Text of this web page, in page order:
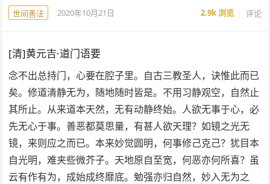
世间善法 2020年10月21日 2.9k浏览 评论
[清]黄元吉·道门语要
念不出总持门，心要在腔子里。自古三教圣人，诀惟此而已
矣。修道清静无为，随地随时皆是。不用习静观空，自然止
其所止。从来道本天然，无有动静终始。人欲无事于心，必
先无心于事。善恶都莫思量，有甚人欲天理？如镜之光无
镜，来则应之而已。本来妙觉圆明，何事修己克己？犹目本
自光明，难夹些微芥子。天地原自至宽，何恶亦何所喜？虽
云有作有为，成始成终靡底。勉强亦归自然，妙入无为之